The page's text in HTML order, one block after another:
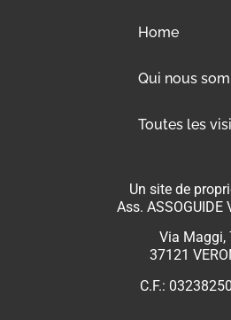
Home
Qui nous
Toutes les
Un site de
Ass. ASSOGUIDE
Via Maggi,
37121
C.F.: